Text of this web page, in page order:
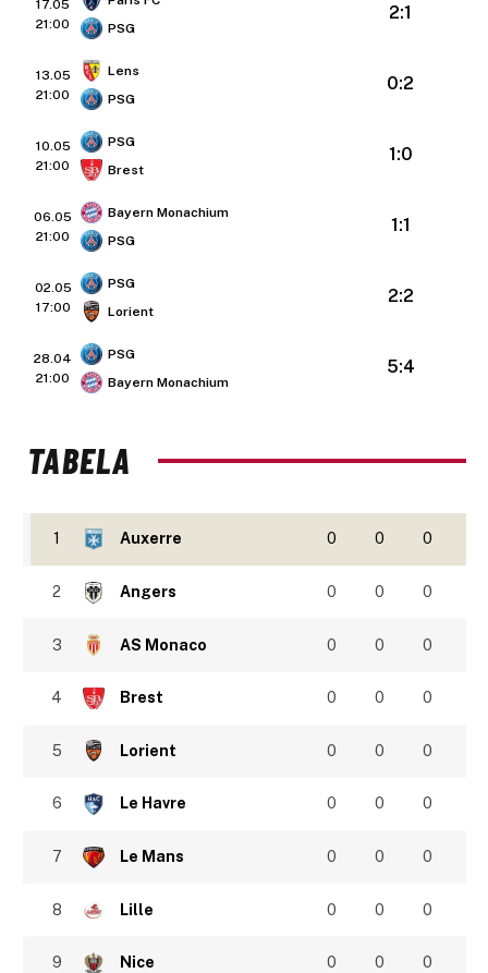
17.05
21:00
PSG
2:1
13.05
21:00
Lens
PSG
0:2
10.05
21:00
PSG
Brest
1:0
06.05
21:00
Bayern Monachium
PSG
1:1
02.05
17:00
PSG
Lorient
2:2
28.04
21:00
PSG
Bayern Monachium
5:4
TABELA
1 Auxerre 0 0 0
2 Angers 0 0 0
3 AS Monaco 0 0 0
4 Brest 0 0 0
5 Lorient 0 0 0
6 Le Havre 0 0 0
7 Le Mans 0 0 0
8 Lille 0 0 0
9 Nice 0 0 0